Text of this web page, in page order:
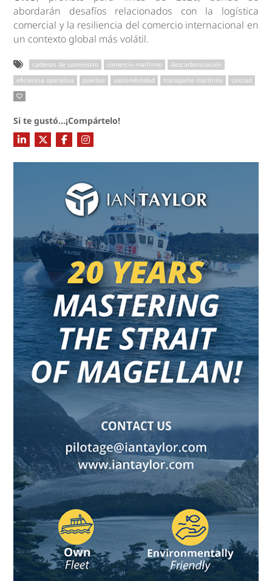
abordarán desafíos relacionados con la logística
comercial y la resiliencia del comercio internacional en
un contexto global más volátil.
cadenas de suministro comercio marítimo
descarbonización
eficiencia operativa
puertos sostenibilidad transporte marítimo Unctad
Si te gustó...¡Compártelo!